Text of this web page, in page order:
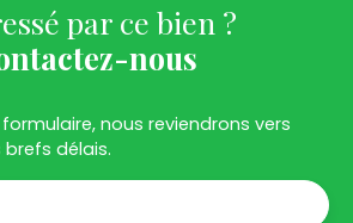
par ce bien ?
nous
nous reviendrons vers
délais.